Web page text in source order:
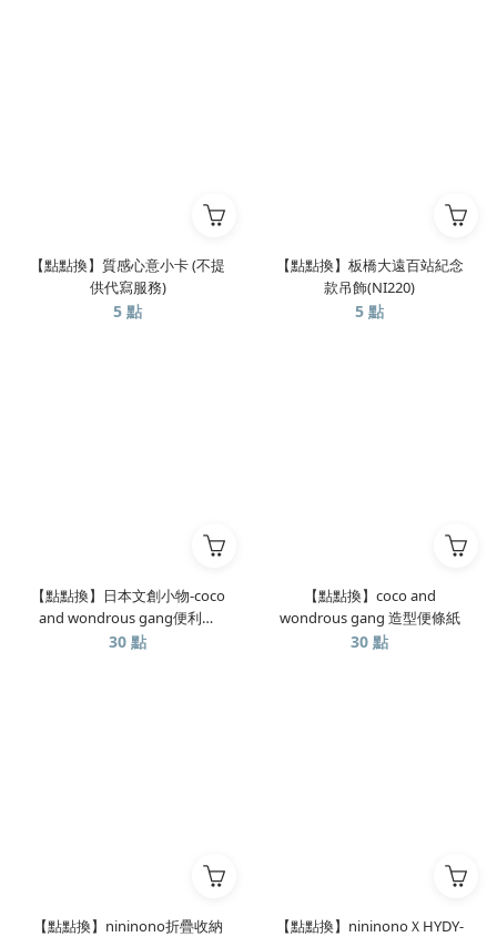
【點點換】質感心意小卡 (不提
供代寫服務)
5 點
【點點換】板橋大遠百站紀念
款吊飾(NI220)
5 點
【點點換】日本文創小物-coco
and wondrous gang便利貼
(款式隨機)
30 點
【點點換】coco and
wondrous gang 造型便條紙
30 點
【點點換】nininono折疊收納
【點點換】nininonoＸHYDY-